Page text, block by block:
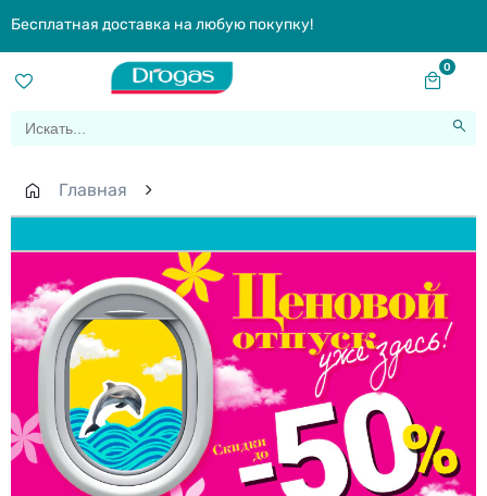
Бесплатная доставка на любую покупку!
0
Главная